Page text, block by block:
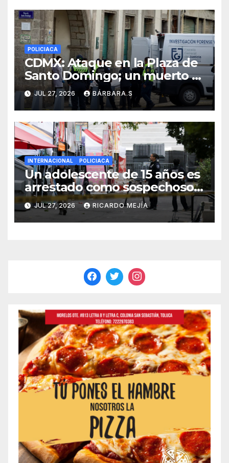
POLICIACA
CDMX: Ataque en la Plaza de
Santo Domingo; un muerto y
dos heridos
JUL 27, 2026 BÁRBARA.S
INTERNACIONAL POLICIACA
Un adolescente de 15 años es
arrestado como sospechoso
de tiroteo en feria
gastronómica de Seattle
JUL 27, 2026 RICARDO MEJÍA